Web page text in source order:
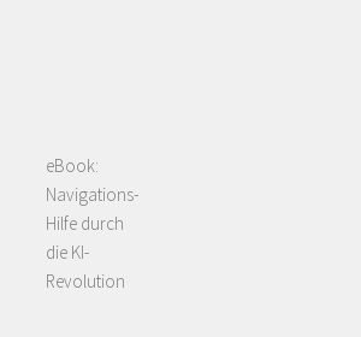
eBook:
Navigations-
Hilfe durch
die KI-
Revolution